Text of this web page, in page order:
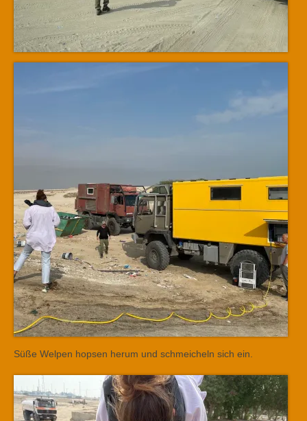
Süße Welpen hopsen herum und schmeicheln sich ein.